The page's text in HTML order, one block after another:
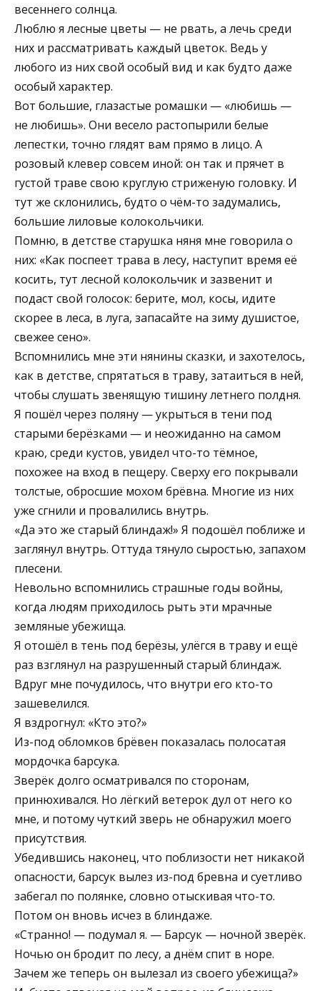
весеннего солнца.
Люблю я лесные цветы — не рвать, а лечь среди
них и рассматривать каждый цветок. Ведь у
любого из них свой особый вид и как будто даже
особый характер.
Вот большие, глазастые ромашки — «любишь —
не любишь». Они весело растопырили белые
лепестки, точно глядят вам прямо в лицо. А
розовый клевер совсем иной: он так и прячет в
густой траве свою круглую стриженую головку. И
тут же склонились, будто о чём-то задумались,
большие лиловые колокольчики.
Помню, в детстве старушка няня мне говорила о
них: «Как поспеет трава в лесу, наступит время её
косить, тут лесной колокольчик и зазвенит и
подаст свой голосок: берите, мол, косы, идите
скорее в леса, в луга, запасайте на зиму душистое,
свежее сено».
Вспомнились мне эти нянины сказки, и захотелось,
как в детстве, спрятаться в траву, затаиться в ней,
чтобы слушать звенящую тишину летнего полдня.
Я пошёл через поляну — укрыться в тени под
старыми берёзками — и неожиданно на самом
краю, среди кустов, увидел что-то тёмное,
похожее на вход в пещеру. Сверху его покрывали
толстые, обросшие мохом брёвна. Многие из них
уже сгнили и провалились внутрь.
«Да это же старый блиндаж!» Я подошёл поближе и
заглянул внутрь. Оттуда тянуло сыростью, запахом
плесени.
Невольно вспомнились страшные годы войны,
когда людям приходилось рыть эти мрачные
земляные убежища.
Я отошёл в тень под берёзы, улёгся в траву и ещё
раз взглянул на разрушенный старый блиндаж.
Вдруг мне почудилось, что внутри его кто-то
зашевелился.
Я вздрогнул: «Кто это?»
Из-под обломков брёвен показалась полосатая
мордочка барсука.
Зверёк долго осматривался по сторонам,
принюхивался. Но лёгкий ветерок дул от него ко
мне, и потому чуткий зверь не обнаружил моего
присутствия.
Убедившись наконец, что поблизости нет никакой
опасности, барсук вылез из-под бревна и суетливо
забегал по полянке, словно отыскивая что-то.
Потом он вновь исчез в блиндаже.
«Странно! — подумал я. — Барсук — ночной зверёк.
Ночью он бродит по лесу, а днём спит в норе.
Зачем же теперь он вылезал из своего убежища?»